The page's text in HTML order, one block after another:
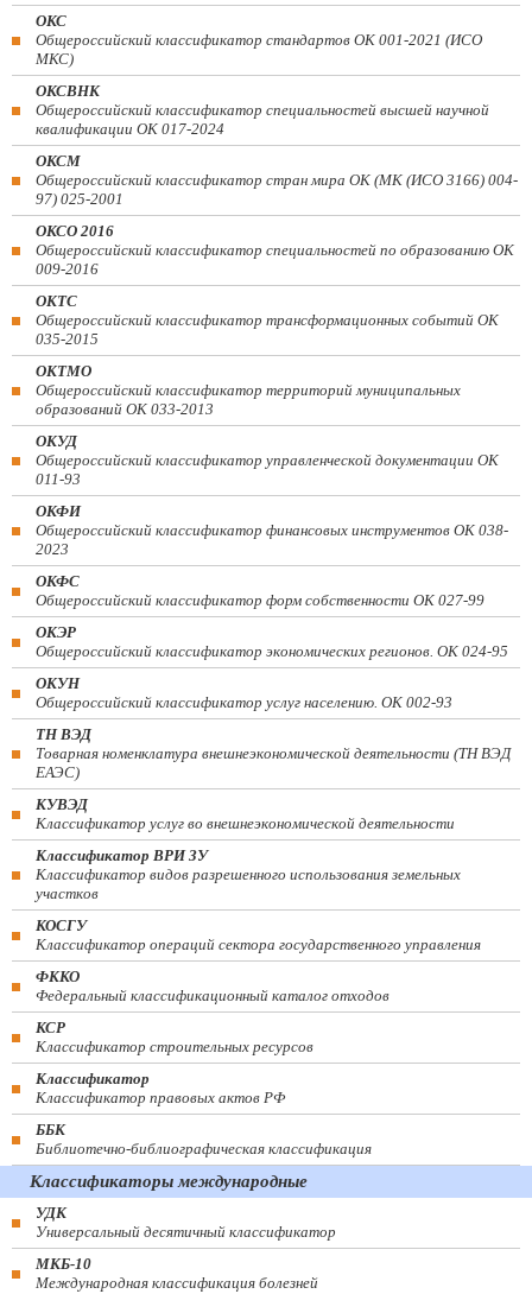
ОКС
Общероссийский классификатор стандартов ОК 001-2021 (ИСО
МКС)
ОКСВНК
Общероссийский классификатор специальностей высшей научной
квалификации ОК 017-2024
ОКСМ
Общероссийский классификатор стран мира ОК (МК (ИСО 3166) 004-
97) 025-2001
ОКСО 2016
Общероссийский классификатор специальностей по образованию ОК
009-2016
ОКТС
Общероссийский классификатор трансформационных событий ОК
035-2015
ОКТМО
Общероссийский классификатор территорий муниципальных
образований ОК 033-2013
ОКУД
Общероссийский классификатор управленческой документации ОК
011-93
ОКФИ
Общероссийский классификатор финансовых инструментов OK 038-
2023
ОКФС
Общероссийский классификатор форм собственности ОК 027-99
ОКЭР
Общероссийский классификатор экономических регионов. ОК 024-95
ОКУН
Общероссийский классификатор услуг населению. ОК 002-93
ТН ВЭД
Товарная номенклатура внешнеэкономической деятельности (ТН ВЭД
ЕАЭС)
КУВЭД
Классификатор услуг во внешнеэкономической деятельности
Классификатор ВРИ ЗУ
Классификатор видов разрешенного использования земельных
участков
КОСГУ
Классификатор операций сектора государственного управления
ФККО
Федеральный классификационный каталог отходов
КСР
Классификатор строительных ресурсов
Классификатор
Классификатор правовых актов РФ
ББК
Библиотечно-библиографическая классификация
Классификаторы международные
УДК
Универсальный десятичный классификатор
МКБ-10
Международная классификация болезней